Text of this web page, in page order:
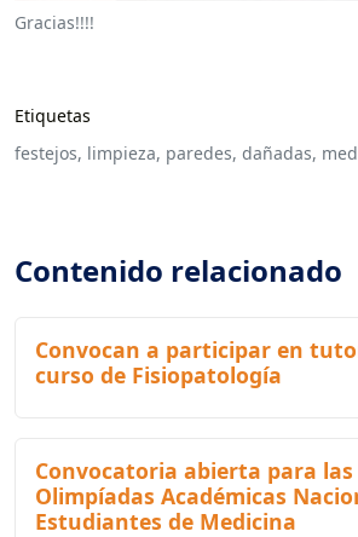
Gracias!!!!
Etiquetas
festejos, limpieza, paredes, dañadas,
Contenido relacionado
Convocan a participar en
curso de Fisiopatología
Convocatoria abierta para
Olimpíadas Académicas
Estudiantes de Medicina